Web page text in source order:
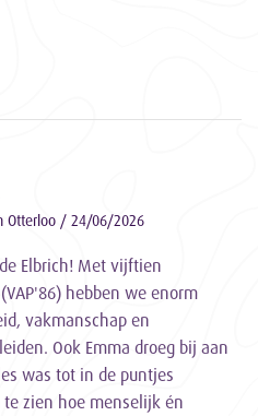
Otterloo / 24/06/2026
Elbrich! Met vijftien
hebben we enorm
vakmanschap en
Ook Emma droeg bij aan
was tot in de puntjes
zien hoe menselijk én